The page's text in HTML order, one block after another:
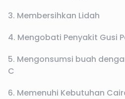
3. Membersihkan Lidah
4. Mengobati Penyakit Gusi
5. Mengonsumsi buah
C
6. Memenuhi Kebutuhan